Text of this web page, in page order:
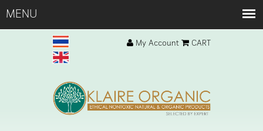
My Account CART